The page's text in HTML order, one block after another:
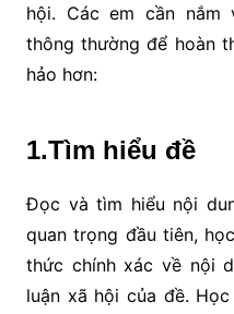
hội. Các em cần nắm
thông thường để hoàn
hảo hơn:
1.Tìm hiểu đề
Đọc và tìm hiểu nội
quan trọng đầu tiên,
thức chính xác về nội
luận xã hội của đề.